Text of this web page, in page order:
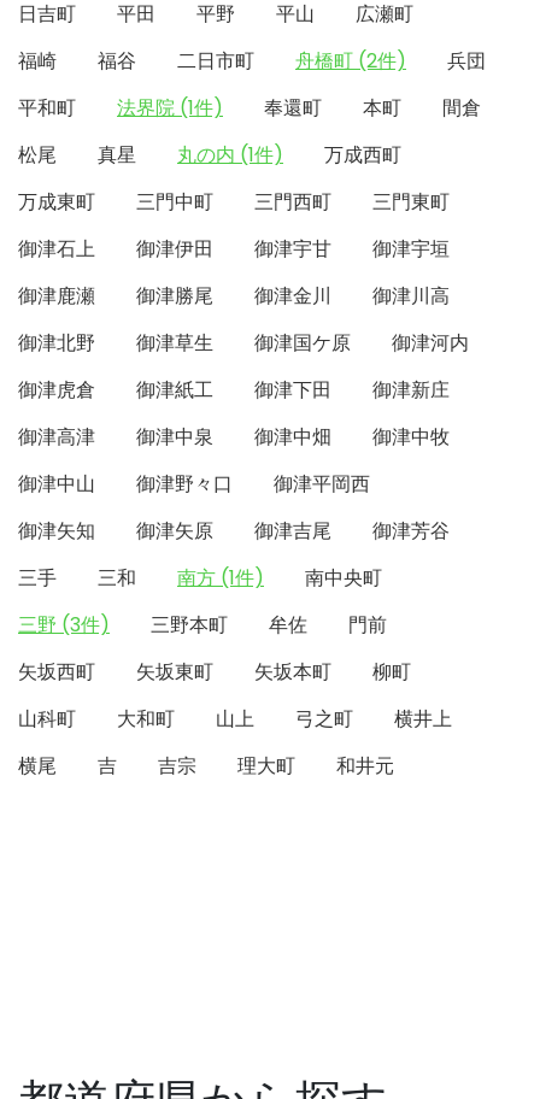
日吉町
平田 平野 平山
広瀬町
福崎
福谷 二日市町 舟橋町 (2件)
兵団
平和町
法界院 (1件) 奉還町 本町
間倉
松尾
真星 丸の内 (1件)
万成西町
万成東町
三門中町 三門西町
三門東町
御津石上
御津伊田 御津宇甘
御津宇垣
御津鹿瀬
御津勝尾 御津金川
御津川高
御津北野
御津草生 御津国ケ原
御津河内
御津虎倉
御津紙工 御津下田
御津新庄
御津高津
御津中泉 御津中畑
御津中牧
御津中山
御津野々口
御津平岡西
御津矢知
御津矢原 御津吉尾
御津芳谷
三手
三和 南方 (1件)
南中央町
三野 (3件)
三野本町 牟佐
門前
矢坂西町
矢坂東町 矢坂本町
柳町
山科町
大和町 山上 弓之町
横井上
横尾
吉 吉宗 理大町 和井元